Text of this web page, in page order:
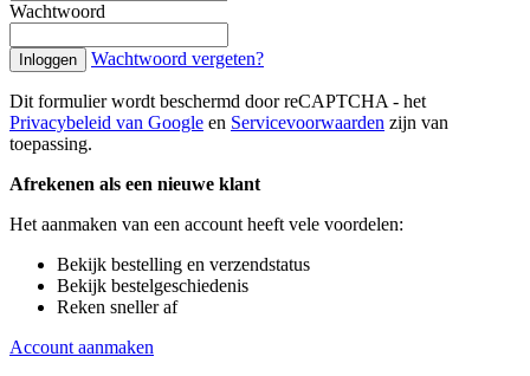
Wachtwoord
Inloggen Wachtwoord vergeten?
Dit formulier wordt beschermd door reCAPTCHA - het
Privacybeleid van Google en Servicevoorwaarden zijn van
toepassing.
Afrekenen als een nieuwe klant
Het aanmaken van een account heeft vele voordelen:
Bekijk bestelling en verzendstatus
Bekijk bestelgeschiedenis
Reken sneller af
Account aanmaken